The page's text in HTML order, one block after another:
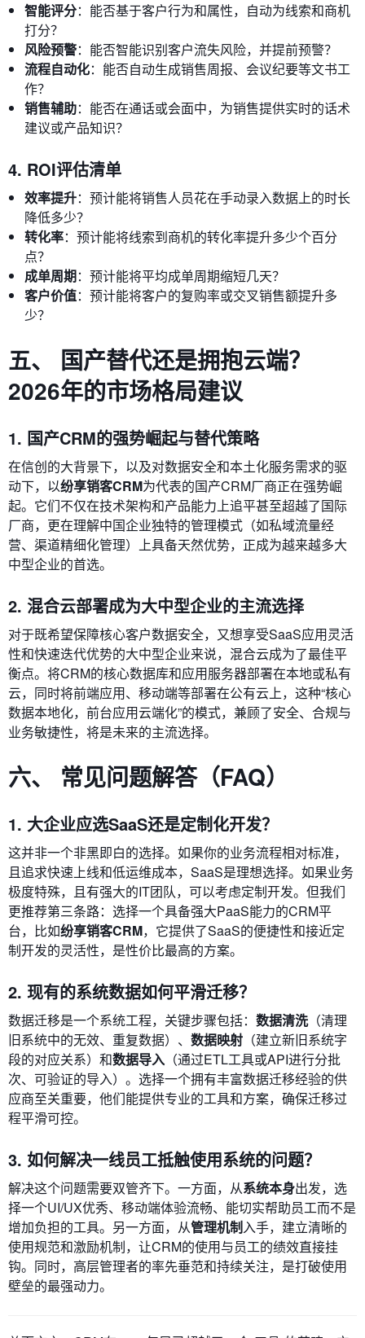
智能评分：能否基于客户行为和属性，自动为线索和商机
打分？
风险预警：能否智能识别客户流失风险，并提前预警？
流程自动化：能否自动生成销售周报、会议纪要等文书工
作？
销售辅助：能否在通话或会面中，为销售提供实时的话术
建议或产品知识？
4. ROI评估清单
效率提升：预计能将销售人员花在手动录入数据上的时长
降低多少？
转化率：预计能将线索到商机的转化率提升多少个百分
点？
成单周期：预计能将平均成单周期缩短几天？
客户价值：预计能将客户的复购率或交叉销售额提升多
少？
五、 国产替代还是拥抱云端？
2026年的市场格局建议
1. 国产CRM的强势崛起与替代策略
在信创的大背景下，以及对数据安全和本土化服务需求的驱
动下，以纷享销客CRM为代表的国产CRM厂商正在强势崛
起。它们不仅在技术架构和产品能力上追平甚至超越了国际
厂商，更在理解中国企业独特的管理模式（如私域流量经
营、渠道精细化管理）上具备天然优势，正成为越来越多大
中型企业的首选。
2. 混合云部署成为大中型企业的主流选择
对于既希望保障核心客户数据安全，又想享受SaaS应用灵活
性和快速迭代优势的大中型企业来说，混合云成为了最佳平
衡点。将CRM的核心数据库和应用服务器部署在本地或私有
云，同时将前端应用、移动端等部署在公有云上，这种“核心
数据本地化，前台应用云端化”的模式，兼顾了安全、合规与
业务敏捷性，将是未来的主流选择。
六、 常见问题解答（FAQ）
1. 大企业应选SaaS还是定制化开发？
这并非一个非黑即白的选择。如果你的业务流程相对标准，
且追求快速上线和低运维成本，SaaS是理想选择。如果业务
极度特殊，且有强大的IT团队，可以考虑定制开发。但我们
更推荐第三条路：选择一个具备强大PaaS能力的CRM平
台，比如纷享销客CRM，它提供了SaaS的便捷性和接近定
制开发的灵活性，是性价比最高的方案。
2. 现有的系统数据如何平滑迁移？
数据迁移是一个系统工程，关键步骤包括： 数据清洗（清理
旧系统中的无效、重复数据）、 数据映射 （建立新旧系统字
段的对应关系）和数据导入 （通过ETL工具或API进行分批
次、可验证的导入）。选择一个拥有丰富数据迁移经验的供
应商至关重要，他们能提供专业的工具和方案，确保迁移过
程平滑可控。
3. 如何解决一线员工抵触使用系统的问题？
解决这个问题需要双管齐下。一方面，从系统本身出发，选
择一个UI/UX优秀、移动端体验流畅、能切实帮助员工而不是
增加负担的工具。另一方面，从管理机制入手，建立清晰的
使用规范和激励机制，让CRM的使用与员工的绩效直接挂
钩。同时，高层管理者的率先垂范和持续关注，是打破使用
壁垒的最强动力。